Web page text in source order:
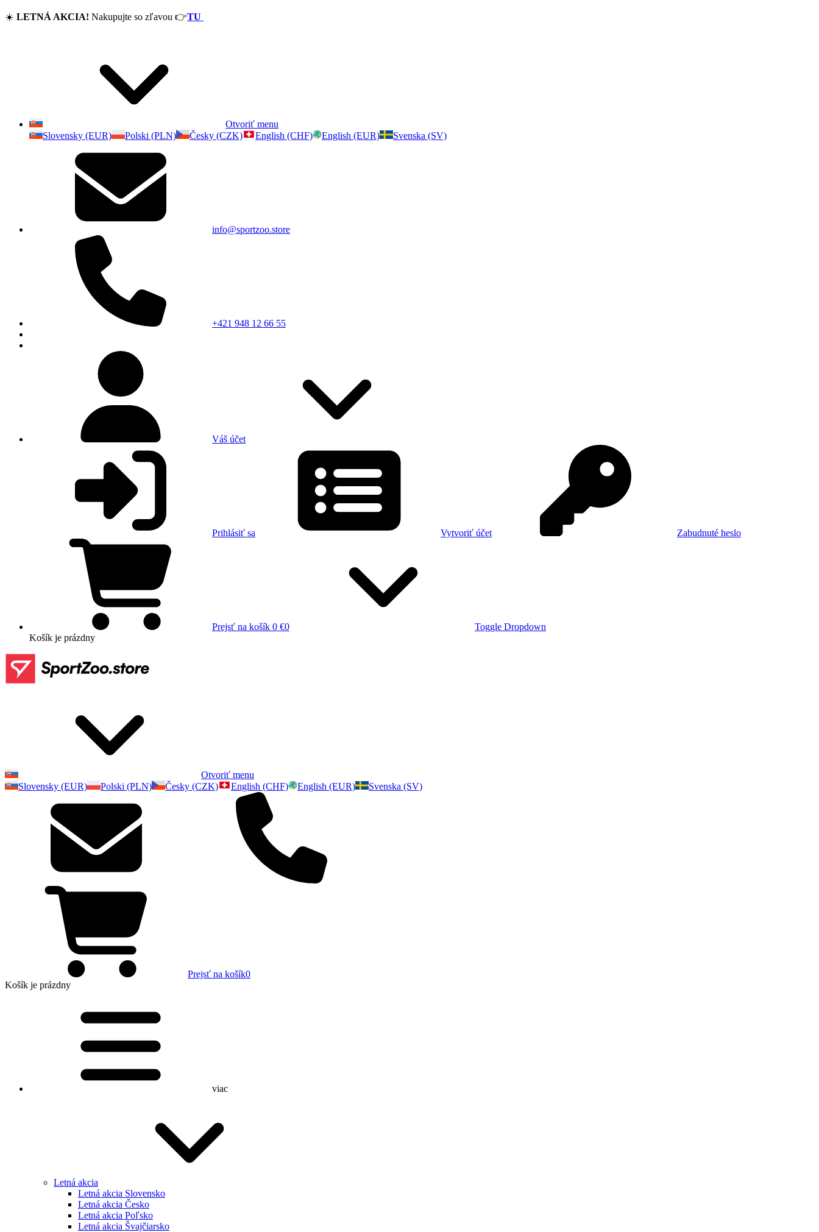
☀️ LETNÁ AKCIA! Nakupujte so zľavou 👉TU
Otvoriť menu
Slovensky (EUR)
Polski (PLN) Česky (CZK) English (CHF) English (EUR) Svenska (SV)
info@sportzoo.store
+421 948 12 66 55
Váš účet
Prihlásiť sa Vytvoriť účet Zabudnuté heslo
Prejsť na košík 0 €0
Toggle Dropdown
Košík je prázdny
Otvoriť menu
Slovensky (EUR)
Polski (PLN) Česky (CZK) English (CHF) English (EUR) Svenska (SV)
Prejsť na košík0
Košík je prázdny
viac
Letná akcia
Letná akcia Slovensko
Letná akcia Česko
Letná akcia Poľsko
Letná akcia Švajčiarsko